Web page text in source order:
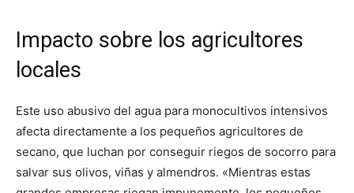
Impacto sobre los agricultores
locales
Este uso abusivo del agua para monocultivos intensivos
afecta directamente a los pequeños agricultores de
secano, que luchan por conseguir riegos de socorro para
salvar sus olivos, viñas y almendros. «Mientras estas